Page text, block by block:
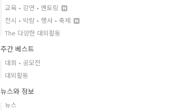
교육 • 강연 • 멘토링
전시 • 박람 • 행사 • 축제
The 다양한 대외활동
주간 베스트
대회 • 공모전
대외활동
뉴스와 정보
뉴스